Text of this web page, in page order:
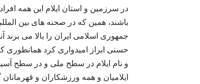
در سرزمین و استان ایلام این همه
باشند، همین که در صحنه های بین
جمهوری اسلامی ایران را بالا می
حسنی ابراز امیدواری کرد
و نام ایلام در سطح ملی و در سطح
ایلامیان و همه ورزشکاران و